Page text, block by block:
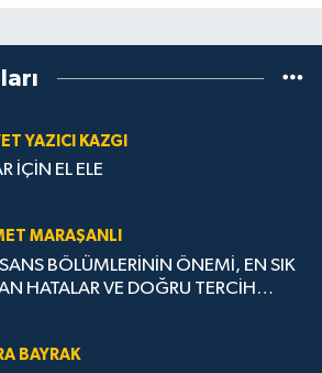
YAZICI KAZGI
İÇİN EL ELE
MARAŞANLI
BÖLÜMLERİNİN ÖNEMİ, EN SIK
HATALAR VE DOĞRU TERCİH
BAYRAK